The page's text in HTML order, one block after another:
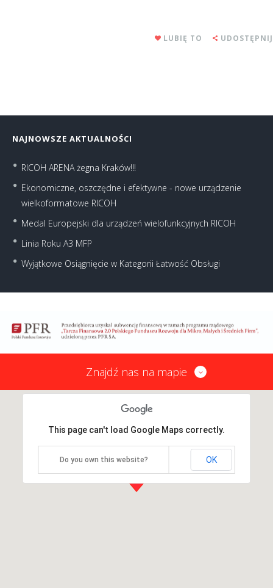
LUBIĘ TO UDOSTĘPNIJ
NAJNOWSZE AKTUALNOŚCI
RICOH ARENA żegna Kraków!!!
Ekonomiczne, oszczędne i efektywne - nowe urządzenie
wielkoformatowe RICOH
Medal Europejski dla urządzeń wielofunkcyjnych RICOH
Linia Roku A3 MFP
Wyjątkowe Osiągnięcie w Kategorii Łatwość Obsługi
Znajdź nas na mapie
This page can't load Google Maps correctly.
Do you own this website? OK